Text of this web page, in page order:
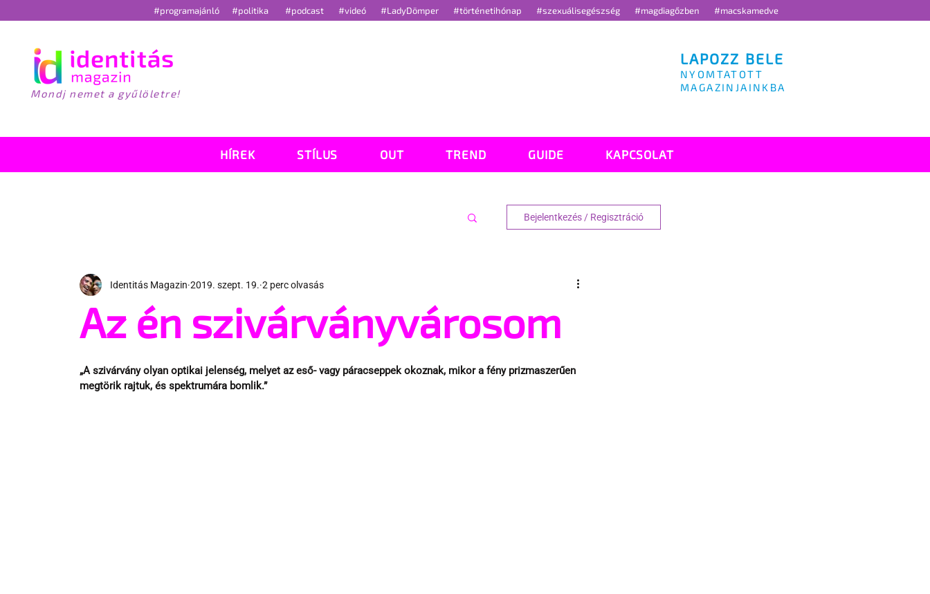
#programajánló #politika #podcast #videó #LadyDömper #történetihónap #szexuálisegészség #magdiagőzben #macskamedve
Mondj nemet a gyűlöletre!
LAPOZZ BELE
NYOMTATOTT
MAGAZINJAINKBA
HÍREK STÍLUS OUT TREND GUIDE KAPCSOLAT
Bejelentkezés / Regisztráció
Az én szivárványvárosom
Identitás Magazin 2019. szept. 19. 2 perc olvasás
„A szivárvány olyan optikai jelenség, melyet az eső- vagy páracseppek okoznak, mikor a fény prizmaszerűen
megtörik rajtuk, és spektrumára bomlik.”